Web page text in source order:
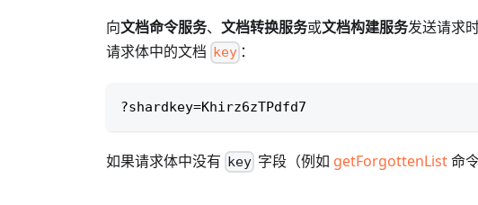
向文档命令服务、 文档转换服务或文档构建服务发送请求
请求体中的文档 key ：
?shardkey=Khirz6zTPdfd7
如果请求体中没有 key 字段（例如 getForgottenList命